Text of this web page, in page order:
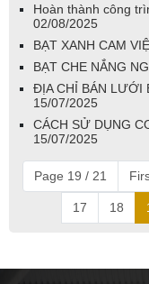
Hoàn thành công
02/08/2025
BẠT XANH CAM
BẠT CHE NẮNG
ĐỊA CHỈ BÁN LƯỚI
15/07/2025
CÁCH SỬ DỤNG
15/07/2025
Page 19 / 21
17 18